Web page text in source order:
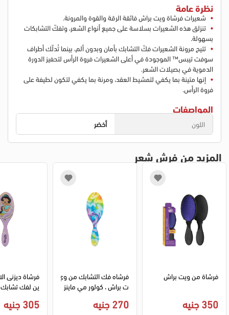
نظرة عامة
شعيرات فرشاة ويت براش فائقة الرقة والقوة والمرونة.
تنزلق هذه الشعيرات بسلاسة على جميع أنواع الشعر، وتفكّ التشابكات
بسهولة.
تتيح مرونة الشعيرات فكّ التشابك بأمان وبدون ألم، بينما تُدلّك أطراف
سوفت تيبس™ الموجودة في أعلى الشعيرات فروة الرأس لتحفيز الدورة
الدموية في بصيلات الشعر.
إنها متينة بما يكفي لتمشيط العقد، ومرنة بما يكفي لتكون لطيفة على
فروة الرأس.
المواصفات
اللون أخضر
المزيد من فرش شعر
فرشاة من ويت براش
350 جنيه
فرشاه فك التشابك من وي
ت براش ، كولور مي ماينز
270 جنيه
فرشاة ديزنى
305 جنيه